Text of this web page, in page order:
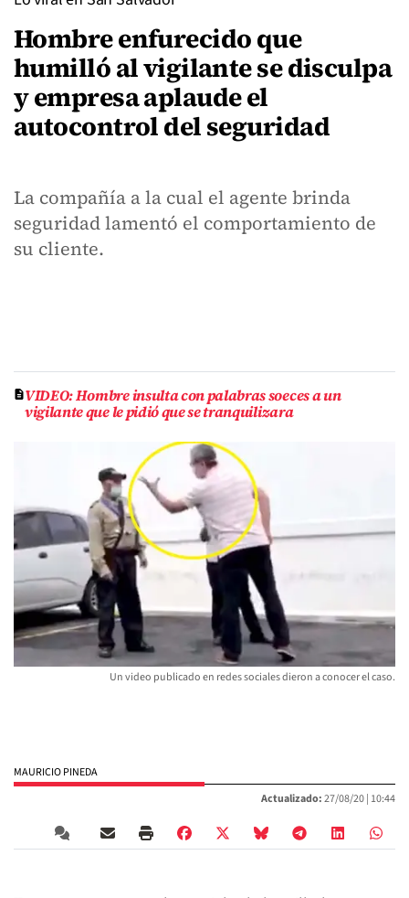
Hombre enfurecido que
humilló al vigilante se disculpa
y empresa aplaude el
autocontrol del seguridad
La compañía a la cual el agente brinda
seguridad lamentó el comportamiento de
su cliente.
VIDEO: Hombre insulta con palabras soeces a un
vigilante que le pidió que se tranquilizara
Un video publicado en redes sociales dieron a conocer el caso.
MAURICIO PINEDA
Actualizado:27/08/20 | 10:44